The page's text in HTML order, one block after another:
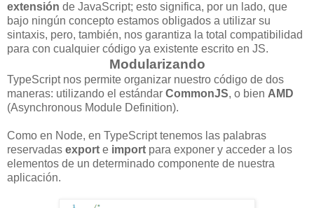
extensión de JavaScript; esto significa, por un lado, que
bajo ningún concepto estamos obligados a utilizar su
sintaxis, pero, también, nos garantiza la total compatibilidad
para con cualquier código ya existente escrito en JS.
Modularizando
TypeScript nos permite organizar nuestro código de dos
maneras: utilizando el estándar CommonJS, o bien AMD
(Asynchronous Module Definition).
Como en Node, en TypeScript tenemos las palabras
reservadas export e import para exponer y acceder a los
elementos de un determinado componente de nuestra
aplicación.